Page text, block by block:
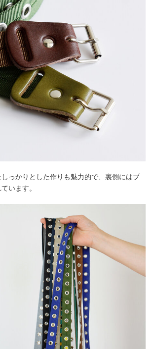
っかりとした作りも魅力的で、裏側にはブ
います。